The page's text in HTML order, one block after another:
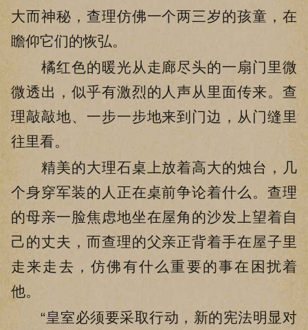
大而神秘，查理仿佛一个两三岁的孩童，在
瞻仰它们的恢弘。
橘红色的暖光从走廊尽头的一扇门里微
微透出，似乎有激烈的人声从里面传来。查
理敲敲地、一步一步地来到门边，从门缝里
往里看。
精美的大理石桌上放着高大的烛台，几
个身穿军装的人正在桌前争论着什么。查理
的母亲一脸焦虑地坐在屋角的沙发上望着自
己的丈夫，而查理的父亲正背着手在屋子里
走来走去，仿佛有什么重要的事在困扰着
他。
“皇室必须要采取行动，新的宪法明显对